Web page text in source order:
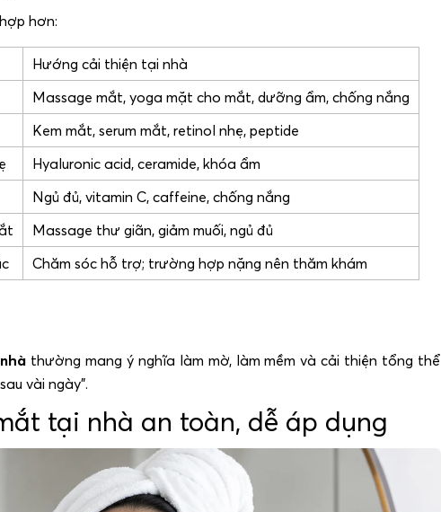
hơn:
Hướng cải thiện tại nhà
Massage mắt, yoga mặt cho mắt, dưỡng ẩm, chống nắng
Kem mắt, serum mắt, retinol nhẹ, peptide
Hyaluronic acid, ceramide, khóa ẩm
Ngủ đủ, vitamin C, caffeine, chống nắng
Massage thư giãn, giảm muối, ngủ đủ
Chăm sóc hỗ trợ; trường hợp nặng nên thăm khám
thường mang ý nghĩa làm mờ, làm mềm và cải thiện tổng thể
vài ngày”.
tại nhà an toàn, dễ áp dụng